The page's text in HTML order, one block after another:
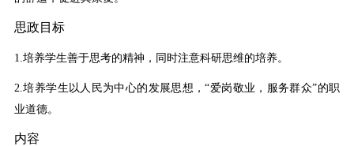
思政目标
1.培养学生善于思考的精神，同时注意科研思维的培养。
2.培养学生以人民为中心的发展思想，“爱岗敬业，服务群众”的职
业道德。
内容